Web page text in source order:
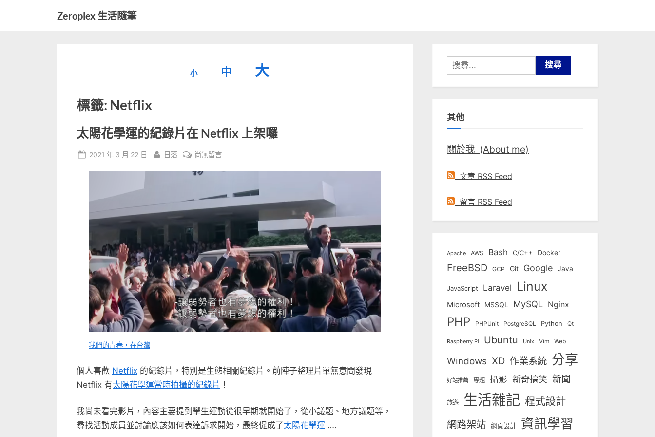
Zeroplex 生活隨筆
小
小
小。
中
重
大
大
大
小。
標籤: Netflix
太陽花學運的紀錄片在 Netflix 上架囉
Posted
2021 年 3 月 22 日 By
日落
在
陽
學
紀
錄
片
在
Netflix
上
架
囉〉
尚無留言
我們的青春，在台灣
個人喜歡 Netflix 的紀錄片，特別是生態相關紀錄片。前陣子整理片單無意間發現
Netflix 有太陽花學運當時拍攝的紀錄片 ！
我尚未看完影片，內容主要提到學生運動從很早期就開始了，從小議題、地方議題等，
尋找活動成員並討論應該如何表達訴求開始，最終促成了太陽花學運 ….
搜
尋
關
字:
其他
關於我 (About me)
文章 RSS Feed
留言 RSS Feed
Apache AWS Bash C/C++ Docker
FreeBSD GCP Git Google Java
JavaScript Laravel Linux
Microsoft MSSQL MySQL Nginx
PHP PHPUnit PostgreSQL Python Qt
Raspberry Pi Ubuntu Unix Vim Web
Windows XD 作業系統 分享
好站推薦 專題 攝影 新奇搞笑 新聞
旅遊 生活雜記 程式設計
網路架站 網頁設計 資訊學習